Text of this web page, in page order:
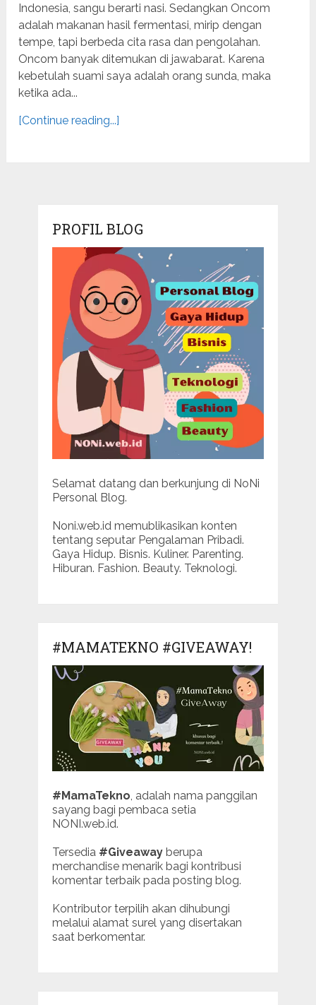
Indonesia, sangu berarti nasi. Sedangkan Oncom
adalah makanan hasil fermentasi, mirip dengan
tempe, tapi berbeda cita rasa dan pengolahan.
Oncom banyak ditemukan di jawabarat. Karena
kebetulah suami saya adalah orang sunda, maka
ketika ada...
[Continue reading...]
PROFIL BLOG
Selamat datang dan berkunjung di NoNi
Personal Blog.
Noni.web.id memublikasikan konten
tentang seputar Pengalaman Pribadi.
Gaya Hidup. Bisnis. Kuliner. Parenting.
Hiburan. Fashion. Beauty. Teknologi.
#MAMATEKNO #GIVEAWAY!
#MamaTekno , adalah nama panggilan
sayang bagi pembaca setia
NONI.web.id.
Tersedia #Giveawayberupa
merchandise menarik bagi kontribusi
komentar terbaik pada posting blog.
Kontributor terpilih akan dihubungi
melalui alamat surel yang disertakan
saat berkomentar.